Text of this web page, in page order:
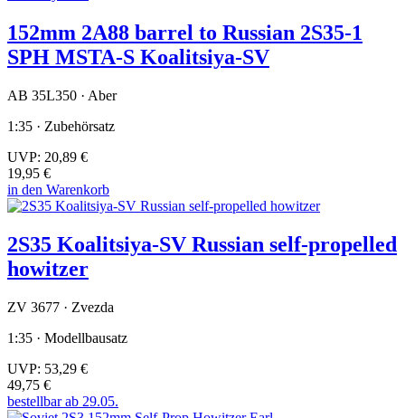
152mm 2A88 barrel to Russian 2S35-1
SPH MSTA-S Koalitsiya-SV
AB 35L350 · Aber
1:35 · Zubehörsatz
UVP: 20,89 €
19,95 €
in den Warenkorb
2S35 Koalitsiya-SV Russian self-propelled
howitzer
ZV 3677 · Zvezda
1:35 · Modellbausatz
UVP: 53,29 €
49,75 €
bestellbar ab 29.05.